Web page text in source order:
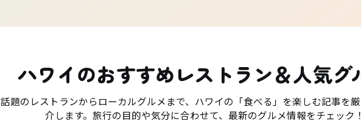
ハワイのおすすめレストラン＆人気グ
話題のレストランからローカルグルメまで、ハワイの「食べる」を楽しむ記事を
介します。旅行の目的や気分に合わせて、最新のグルメ情報をチェック！